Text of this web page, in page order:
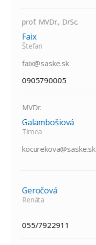
prof. MVDr., DrSc.
Faix
Štefan
faix@saske.sk
0905790005
MVDr.
Galambošiová
Tímea
kocurekova@saske.sk
Geročová
Renáta
055/7922911